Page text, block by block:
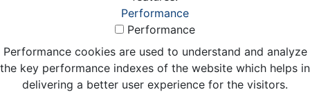
Performance
Performance
Performance cookies are used to understand and analyze
the key performance indexes of the website which helps in
delivering a better user experience for the visitors.